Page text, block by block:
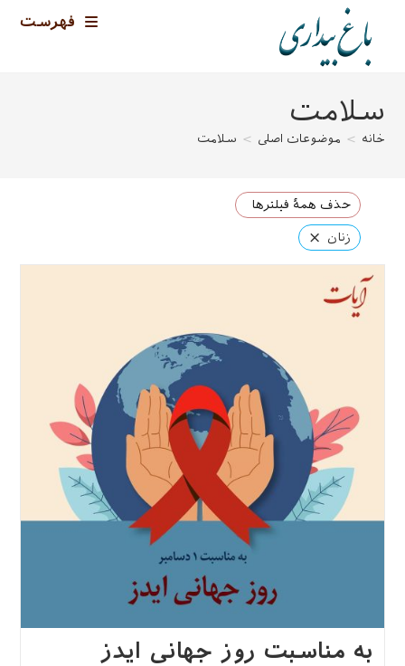
فهرست
سلامت
خانه > موضوعات اصلی > سلامت
حذف همهٔ فیلترها
زنان ×
به مناسبت روز جهانی ایدز